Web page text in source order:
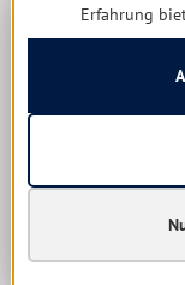
weiß,
Erfahrung